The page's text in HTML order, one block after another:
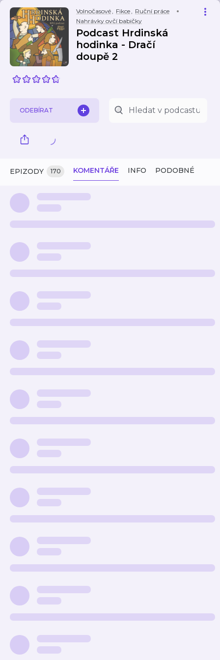
Volnočasové, Fikce, Ruční práce
Nahrávky ovčí babičky
Podcast Hrdinská
hodinka - Dračí
doupě 2
ODEBÍRAT
EPIZODY 170 KOMENTÁŘE INFO PODOBNÉ